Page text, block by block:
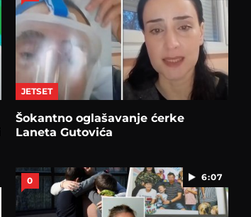
JETSET
Šokantno oglašavanje ćerke
Laneta Gutovića
6:07
0